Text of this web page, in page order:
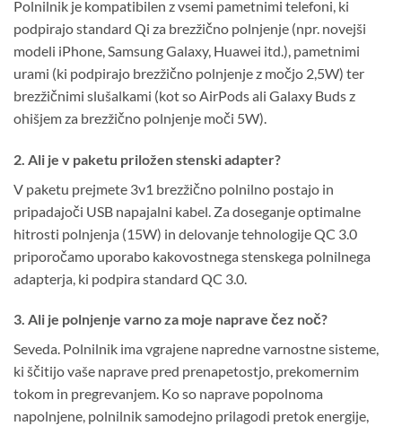
Polnilnik je kompatibilen z vsemi pametnimi telefoni, ki
podpirajo standard Qi za brezžično polnjenje (npr. novejši
modeli iPhone, Samsung Galaxy, Huawei itd.), pametnimi
urami (ki podpirajo brezžično polnjenje z močjo 2,5W) ter
brezžičnimi slušalkami (kot so AirPods ali Galaxy Buds z
ohišjem za brezžično polnjenje moči 5W).
2. Ali je v paketu priložen stenski adapter?
V paketu prejmete 3v1 brezžično polnilno postajo in
pripadajoči USB napajalni kabel. Za doseganje optimalne
hitrosti polnjenja (15W) in delovanje tehnologije QC 3.0
priporočamo uporabo kakovostnega stenskega polnilnega
adapterja, ki podpira standard QC 3.0.
3. Ali je polnjenje varno za moje naprave čez noč?
Seveda. Polnilnik ima vgrajene napredne varnostne sisteme,
ki ščitijo vaše naprave pred prenapetostjo, prekomernim
tokom in pregrevanjem. Ko so naprave popolnoma
napolnjene, polnilnik samodejno prilagodi pretok energije,